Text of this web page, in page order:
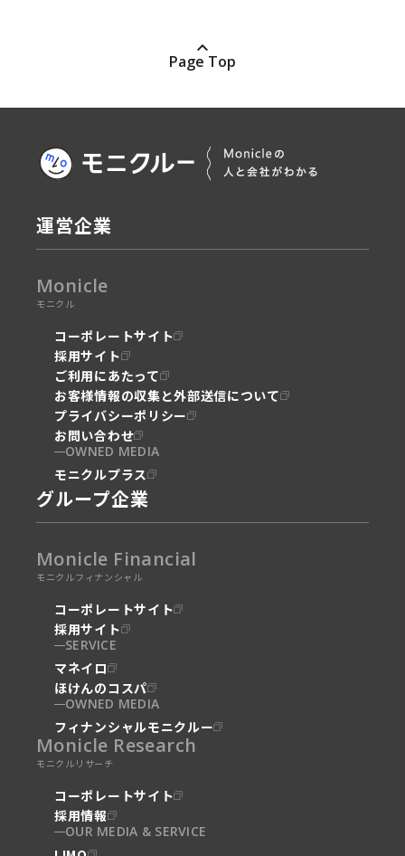
Page Top
運営企業
Monicle
モニクル
コーポレートサイト
採用サイト
ご利用にあたって
お客様情報の収集と外部送信について
プライバシーポリシー
お問い合わせ
OWNED MEDIA
モニクルプラス
グループ企業
Monicle Financial
モニクルフィナンシャル
コーポレートサイト
採用サイト
SERVICE
マネイロ
ほけんのコスパ
OWNED MEDIA
フィナンシャルモニクルー
Monicle Research
モニクルリサーチ
コーポレートサイト
採用情報
OUR MEDIA & SERVICE